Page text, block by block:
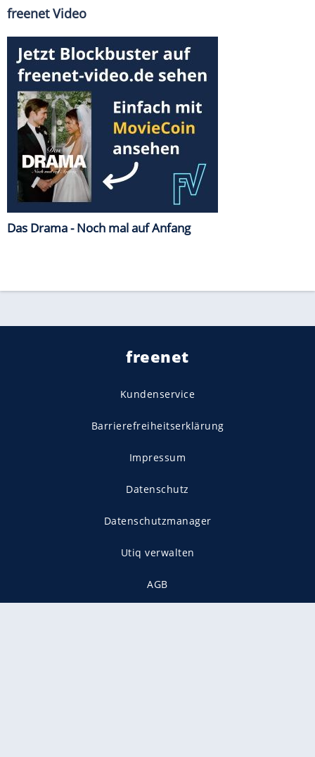
freenet Video
Das Drama - Noch mal auf Anfang
freenet
Kundenservice
Barrierefreiheitserklärung
Impressum
Datenschutz
Datenschutzmanager
Utiq verwalten
AGB